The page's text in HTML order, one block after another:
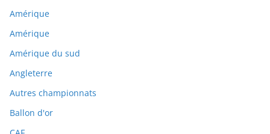
Amérique
Amérique
Amérique du sud
Angleterre
Autres championnats
Ballon d'or